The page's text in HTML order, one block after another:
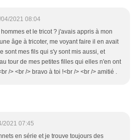
2021 08:04
et le tricot ? j'avais appris à mon
âge à tricoter, me voyant faire il en avait
sont mes fils qui s'y sont mis aussi, et
tour de mes petites filles qui elles n'en ont
/> <br /> bravo à toi !<br /> <br /> amitié .
2021 07:45
en série et je trouve toujours des